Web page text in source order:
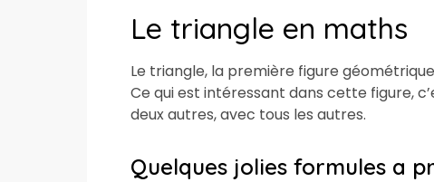
Le triangle en maths
Le triangle, la première figure
Ce qui est intéressant dans cette figure,
deux autres, avec tous les autres.
Quelques jolies formules a